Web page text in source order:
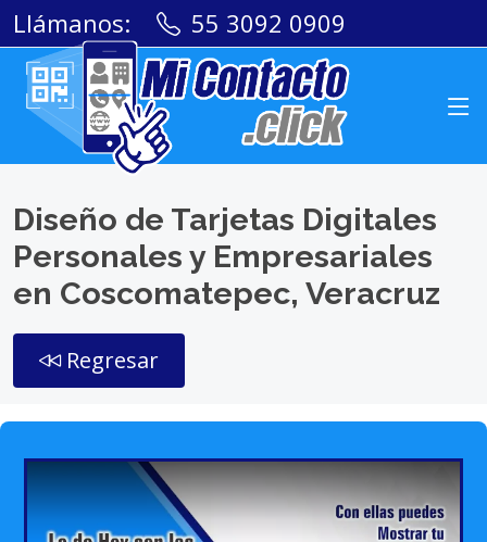
Llámanos: 55 3092 0909
Diseño de Tarjetas Digitales
Personales y Empresariales
en Coscomatepec, Veracruz
Regresar